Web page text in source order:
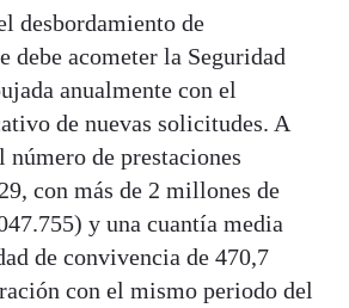
desbordamiento de
debe acometer la Seguridad
anualmente con el
de nuevas solicitudes. A
número de prestaciones
con más de 2 millones de
y una cuantía media
de convivencia de 470,7
con el mismo periodo del